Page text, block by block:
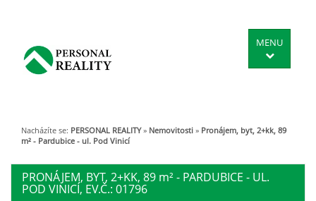
MENU
Nacházíte se: PERSONAL REALITY » Nemovitosti » Pronájem, byt, 2+kk, 89
m² - Pardubice - ul. Pod Vinicí
PRONÁJEM, BYT, 2+KK, 89 m²- PARDUBICE - UL.
POD VINICÍ, EV.Č.: 01796